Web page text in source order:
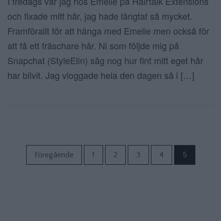
och fixade mitt hår, jag hade längtat så mycket.
Framförallt för att hänga med Emelie men också för
att få ett fräschare hår. Ni som följde mig på
Snapchat (StyleElin) såg nog hur fint mitt eget hår
har blivit. Jag vloggade hela den dagen så i […]
Föregående 1 2 3 4 5